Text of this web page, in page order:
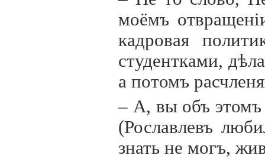
моёмъ отвращенi
кадровая
студентками,
а потомъ
– А, вы объ
(Рославлевъ
знать не могъ,